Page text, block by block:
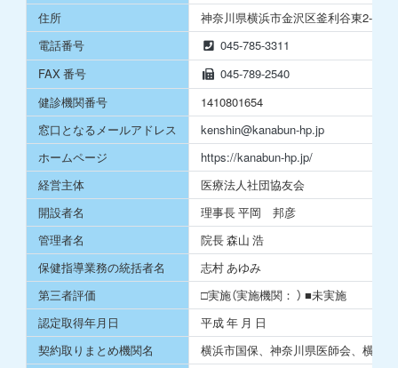
住所
神奈川県横浜市⾦沢区釜利⾕東2-6-22
電話番号
045-785-3311
FAX 番号
045-789-2540
健診機関番号
1410801654
窓⼝となるメールアドレス
kenshin@kanabun-hp.jp
ホームページ
https://kanabun-hp.jp/
経営主体
医療法⼈社団協友会
開設者名
理事⻑ 平岡 邦彦
管理者名
院長 森山 浩
保健指導業務の統括者名
志村 あゆみ
第三者評価
□実施（実施機関： ） ■未実施
認定取得年⽉⽇
平成 年 ⽉ ⽇
契約取りまとめ機関名
横浜市国保、神奈川県医師会、横浜